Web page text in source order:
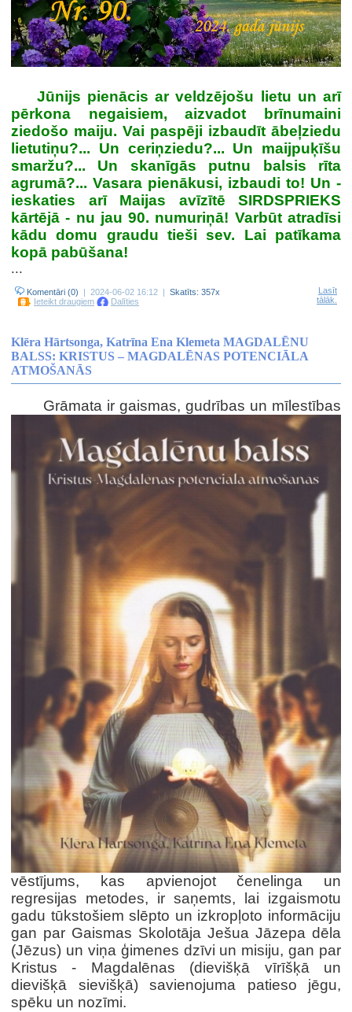
Jūnijs pienācis ar veldzējošu lietu un arī
pērkona negaisiem, aizvadot brīnumaini
ziedošo maiju. Vai paspēji izbaudīt ābeļziedu
lietutiņu?... Un ceriņziedu?... Un maijpuķīšu
smaržu?... Un skanīgās putnu balsis rīta
agrumā?... Vasara pienākusi, izbaudi to! Un -
ieskaties arī Maijas avīzītē SIRDSPRIEKS
kārtējā - nu jau 90. numuriņā! Varbūt atradīsi
kādu domu graudu tieši sev. Lai patīkama
kopā pabūšana!
...
Komentāri (0) | 2024-06-02 16:12 | Skatīts: 357x
Ieteikt draugiem
Dalīties
Lasīt
tālāk.
Klēra Hārtsonga, Katrīna Ena Klemeta MAGDALĒNU
BALSS: KRISTUS – MAGDALĒNAS POTENCIĀLA
ATMOŠANĀS
Grāmata ir gaismas, gudrības un mīlestības
vēstījums, kas apvienojot čenelinga un
regresijas metodes, ir saņemts, lai izgaismotu
gadu tūkstošiem slēpto un izkropļoto informāciju
gan par Gaismas Skolotāja Ješua Jāzepa dēla
(Jēzus) un viņa ģimenes dzīvi un misiju, gan par
Kristus - Magdalēnas (dievišķā vīrīšķā un
dievišķā sievišķā) savienojuma patieso jēgu,
spēku un nozīmi.